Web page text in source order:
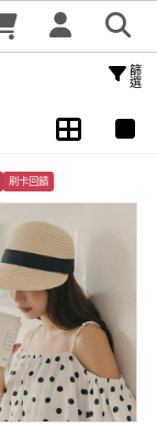
篩選
刷卡回饋